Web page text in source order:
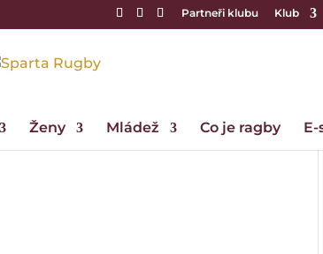
Partneři klubu Klub
Ženy Mládež Co je ragby E-